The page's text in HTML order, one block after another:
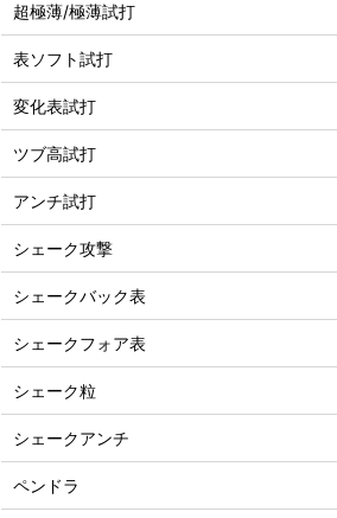
超極薄/極薄試打
表ソフト試打
変化表試打
ツブ高試打
アンチ試打
シェーク攻撃
シェークバック表
シェークフォア表
シェーク粒
シェークアンチ
ペンドラ